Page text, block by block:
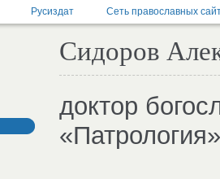
Сидоров
доктор
«Патрология»